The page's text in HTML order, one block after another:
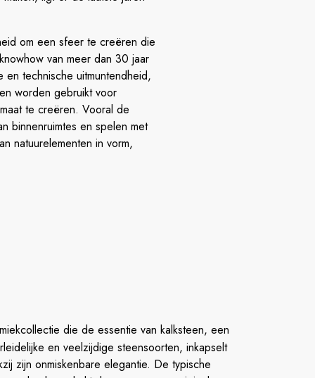
om een sfeer te creëren die
van meer dan 30 jaar
technische uitmuntendheid,
worden gebruikt voor
te creëren. Vooral de
binnenruimtes en spelen met
natuurelementen in vorm,
die de essentie van kalksteen, een
en veelzijdige steensoorten, inkapselt
zijn onmiskenbare elegantie. De typische